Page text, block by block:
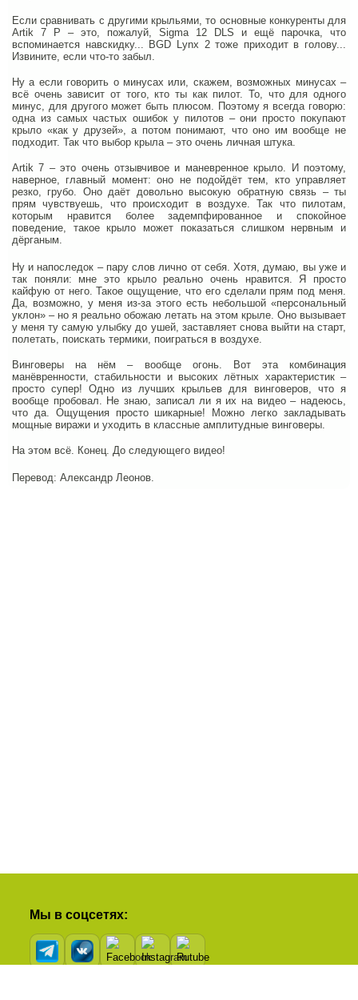
Если сравнивать с другими крыльями, то основные конкуренты для
Artik 7 P – это, пожалуй, Sigma 12 DLS и ещё парочка, что
вспоминается навскидку... BGD Lynx 2 тоже приходит в голову...
Извините, если что-то забыл.
Ну а если говорить о минусах или, скажем, возможных минусах –
всё очень зависит от того, кто ты как пилот. То, что для одного
минус, для другого может быть плюсом. Поэтому я всегда говорю:
одна из самых частых ошибок у пилотов – они просто покупают
крыло «как у друзей», а потом понимают, что оно им вообще не
подходит. Так что выбор крыла – это очень личная штука.
Artik 7 – это очень отзывчивое и маневренное крыло. И поэтому,
наверное, главный момент: оно не подойдёт тем, кто управляет
резко, грубо. Оно даёт довольно высокую обратную связь – ты
прям чувствуешь, что происходит в воздухе. Так что пилотам,
которым нравится более задемпфированное и спокойное
поведение, такое крыло может показаться слишком нервным и
дёрганым.
Ну и напоследок – пару слов лично от себя. Хотя, думаю, вы уже и
так поняли: мне это крыло реально очень нравится. Я просто
кайфую от него. Такое ощущение, что его сделали прям под меня.
Да, возможно, у меня из-за этого есть небольшой «персональный
уклон» – но я реально обожаю летать на этом крыле. Оно вызывает
у меня ту самую улыбку до ушей, заставляет снова выйти на старт,
полетать, поискать термики, поиграться в воздухе.
Винговеры на нём – вообще огонь. Вот эта комбинация
манёвренности, стабильности и высоких лётных характеристик –
просто супер! Одно из лучших крыльев для винговеров, что я
вообще пробовал. Не знаю, записал ли я их на видео – надеюсь,
что да. Ощущения просто шикарные! Можно легко закладывать
мощные виражи и уходить в классные амплитудные винговеры.
На этом всё. Конец. До следующего видео!
Перевод: Александр Леонов.
Мы в соцсетях: